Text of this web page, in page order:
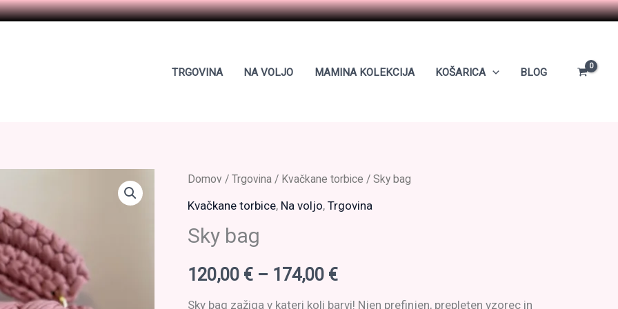
TRGOVINA NA VOLJO MAMINA KOLEKCIJA KOŠARICA BLOG
Domov / Trgovina / Kvačkane torbice / Sky bag
Kvačkane torbice, Na voljo, Trgovina
Sky bag
120,00 € – 174,00 €Cenovni
Sky bag zažiga v kateri koli barvi! Njen prefinjen, prepleten vzorec in